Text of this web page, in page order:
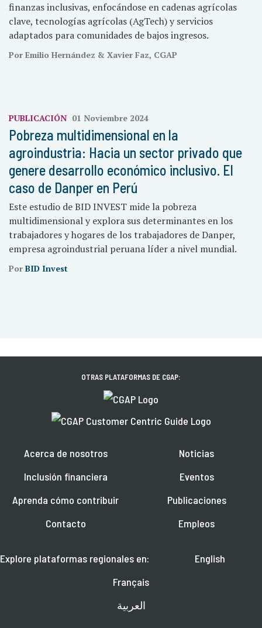
finanzas inclusivas, enfocándose en cadenas agrícolas
clave, tecnologías agrícolas (AgTech) y servicios
adaptados para comunidades de bajos ingresos.
Por Emilio Hernández & Xavier Faz, CGAP
PUBLICACIÓN 01 Noviembre 2024
Pobreza multidimensional en la
agroindustria: Hacia un sector privado que
genere desarrollo económico inclusivo. El
caso de Danper en Perú
Este estudio de BID INVEST mide la pobreza
multidimensional y explora sus determinantes en los
trabajadores y hogares de los trabajadores de Danper,
empresa agroindustrial peruana líder a nivel mundial.
Por BID Invest
OTRAS PLATAFORMAS DE CGAP:
Acerca de nosotros
Inclusión financiera
Aprenda cómo contribuir
Contacto
Noticias
Eventos
Publicaciones
Empleos
Explore plataformas regionales en:
English
Français
العربية